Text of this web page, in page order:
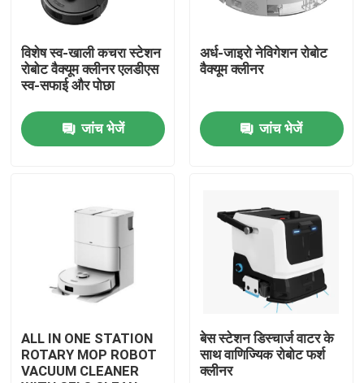
वीडियो
हमारे बारे में
कारखाना भ्रमण
एक उद्धरण का अनुरोध करें
रोबोट वैक्यूम क्लीनर
विशेष स्व-खाली कचरा स्टेशन
रोबोट वैक्यूम क्लीनर एलडीएस
स्व-सफाई और पोछा
जांच भेजें
अर्ध-जाइरो नेविगेशन रोबोट
वैक्यूम क्लीनर
जांच भेजें
ALL IN ONE STATION
ROTARY MOP ROBOT
VACUUM CLEANER
बेस स्टेशन डिस्चार्ज वाटर के
साथ वाणिज्यिक रोबोट फर्श
क्लीनर